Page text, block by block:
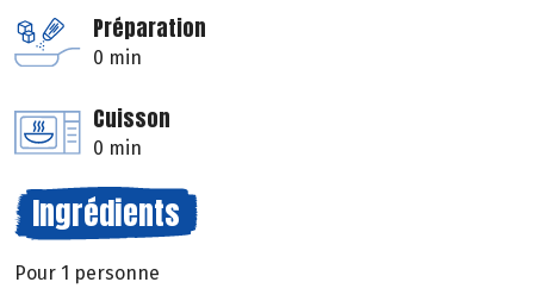
Préparation
0 min
Cuisson
0 min
Ingrédients
Pour 1 personne